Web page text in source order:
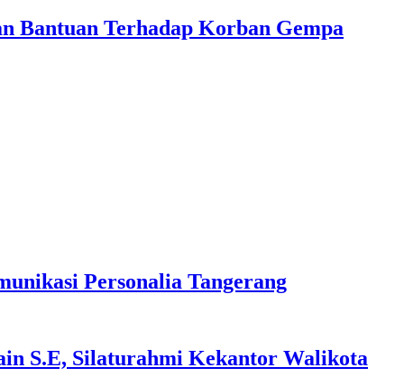
Bantuan Terhadap Korban Gempa
Personalia Tangerang
S.E, Silaturahmi Kekantor Walikota